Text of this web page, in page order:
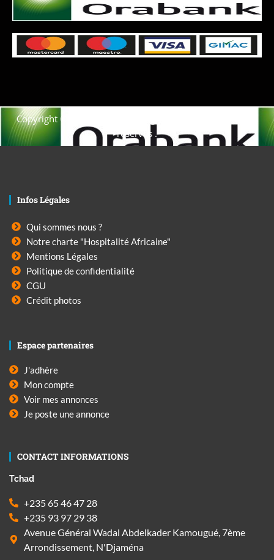
Copyright © 2021. Afrique-voyage-découverte tous droits
réservés .
Infos Légales
Qui sommes nous ?
Notre charte "Hospitalité Africaine"
Mentions Légales
Politique de confidentialité
CGU
Crédit photos
Espace partenaires
J'adhère
Mon compte
Voir mes annonces
Je poste une annonce
CONTACT INFORMATIONS
Tchad
+235 65 46 47 28
+235 93 97 29 38
Avenue Général Wadal Abdelkader Kamougué, 7ème
Arrondissement, N'Djaména